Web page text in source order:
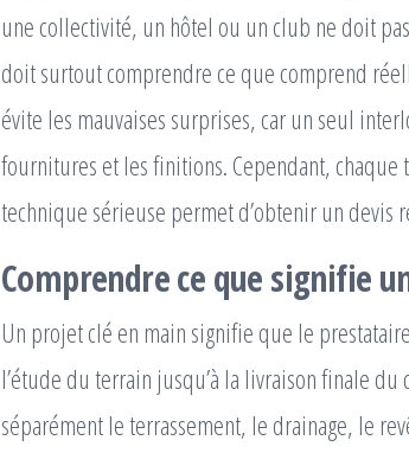
une collectivité, un hôtel ou un club ne doit
doit surtout comprendre ce que comprend
évite les mauvaises surprises, car un seul
fournitures et les finitions. Cependant, chaque
technique sérieuse permet d’obtenir un devis
Comprendre ce que signifie
Un projet clé en main signifie que le
l’étude du terrain jusqu’à la livraison finale
séparément le terrassement, le drainage, le